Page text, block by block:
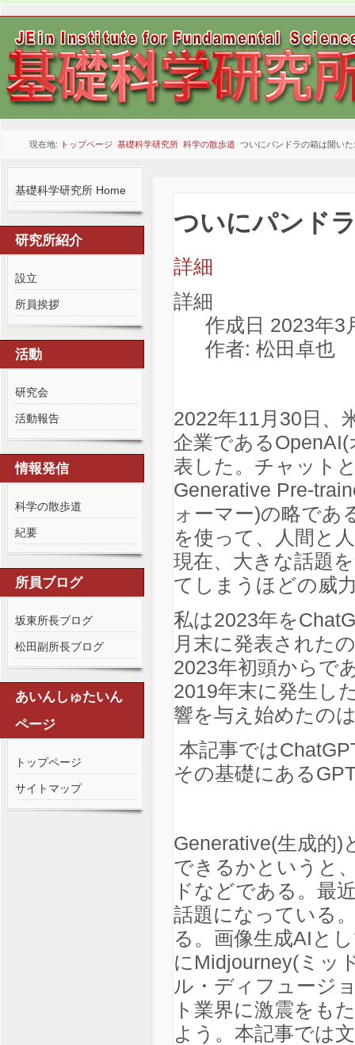
現在地: トップページ 基礎科学研究所 科学の散歩道 ついにパンドラの箱は開い
基礎科学研究所 Home
研究所紹介
設立
所員挨拶
活動
研究会
活動報告
情報発信
科学の散歩道
紀要
所員ブログ
坂東所長ブログ
松田副所長ブログ
あいんしゅたいん
ページ
トップページ
サイトマップ
ついにパンド
詳細
詳細
作成日 2023年3
作者: 松田卓也
2022年11月30日、
企業である
表した。チャット
Generative Pre-
ォーマー)の略であ
を使って、人間と
現在、大きな話題
てしまうほどの威
私は2023年を
月末に発表された
2023年初頭からで
2019年末に発生し
響を与え始めたの
本記事では
その基礎にある
Generative(生成的)
できるかというと
ドなどである。最
話題になっている
る。画像生成AIと
にMidjourney(ミッ
ル・ディフュージ
ト業界に激震をも
よう。本記事では